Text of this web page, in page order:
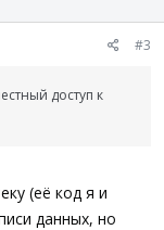
#3
доступ к
(её код я и
данных, но